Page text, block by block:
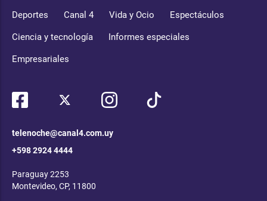
Deportes Canal 4 Vida y Ocio Espectáculos
Ciencia y tecnología Informes especiales
Empresariales
telenoche@canal4.com.uy
+598 2924 4444
Paraguay 2253
Montevideo, CP, 11800